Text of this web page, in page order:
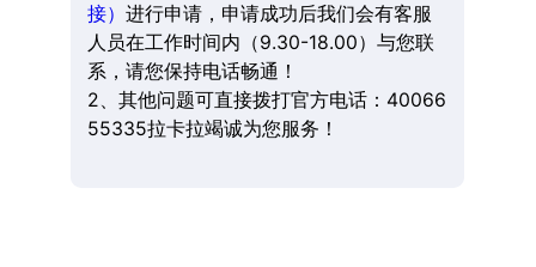
接） 进行申请，申请成功后我们会有客服
人员在工作时间内（9.30-18.00）与您联
系，请您保持电话畅通！
2、其他问题可直接拨打官方电话：40066
55335拉卡拉竭诚为您服务！